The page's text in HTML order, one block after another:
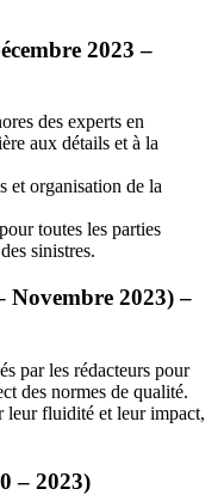
2023 –
des experts en
aux détails et à la
et organisation de la
toutes les parties
sinistres.
Novembre 2023) –
par les rédacteurs pour
des normes de qualité.
leur fluidité et leur impact,
– 2023)